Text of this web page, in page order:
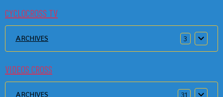
CYCLOCROSS TV
ARCHIVES 3
VIDEOS CROSS
ARCHIVES 31